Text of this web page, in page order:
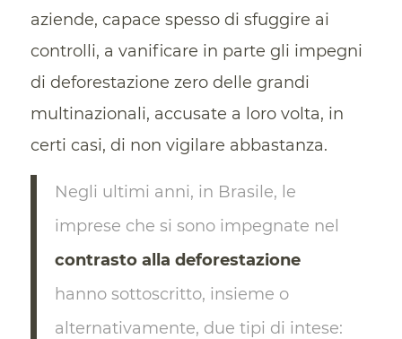
aziende, capace spesso di sfuggire ai
controlli, a vanificare in parte gli impegni
di deforestazione zero delle grandi
multinazionali, accusate a loro volta, in
certi casi, di non vigilare abbastanza.
Negli ultimi anni, in Brasile, le
imprese che si sono impegnate nel
contrasto alla deforestazione
hanno sottoscritto, insieme o
alternativamente, due tipi di intese: